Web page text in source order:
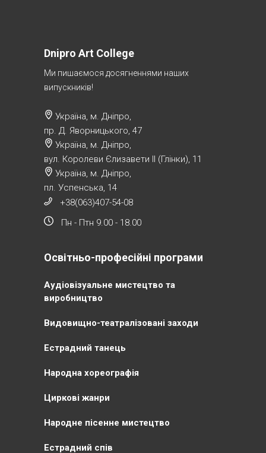
Dnipro Art College
Ми пишаємося досягненнями наших
випускників!
Україна, м. Дніпро,
пр. Д. Яворницького, 47
Україна, м. Дніпро,
вул. Королеви Єлизавети ІІ (Глінки), 11
Україна, м. Дніпро,
пл. Успенська, 14
+38(063)407-54-08
Пн - Птн 9.00 - 18.00
Освітньо-професійні програми
Аудіовізуальне мистецтво та
виробництво
Видовищно-театралізовані заходи
Естрадний танець
Народна хореографія
Циркові жанри
Народне пісенне мистецтво
Естрадний спів